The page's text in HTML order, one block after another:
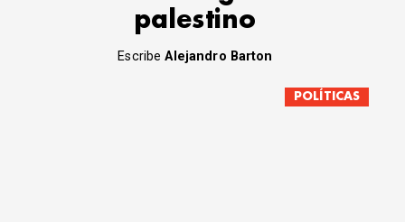
palestino
EscribeAlejandro Barton
POLÍTICAS